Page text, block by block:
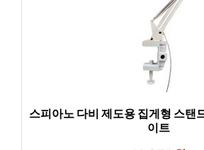
스피아노 다비 제도용 집게형 스
이트